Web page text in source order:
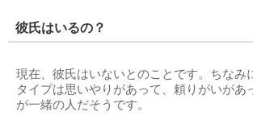
彼氏はいるの？
現在、彼氏はいないとのことです。ちなみ
タイプは思いやりがあって、頼りがいがあ
が一緒の人だそうです。